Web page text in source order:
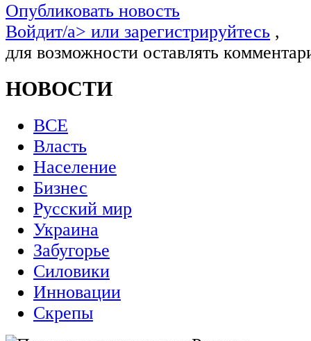
Опубликовать новость
Войдит/a> или зарегистрируйтесь ,
для возможности оставлять
НОВОСТИ
ВСЕ
Власть
Население
Бизнес
Русский мир
Украина
Забугорье
Силовики
Инновации
Скрепы